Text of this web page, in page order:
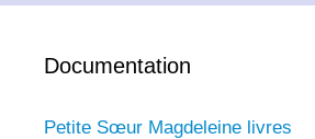
Documentation
Petite Sœur Magdeleine livres